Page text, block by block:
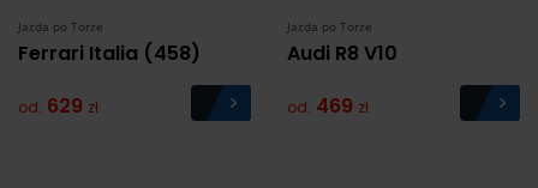
Jazda po Torze
Ferrari Italia (458)
od: 629 zł
Jazda po Torze
Audi R8 V10
od: 469 zł